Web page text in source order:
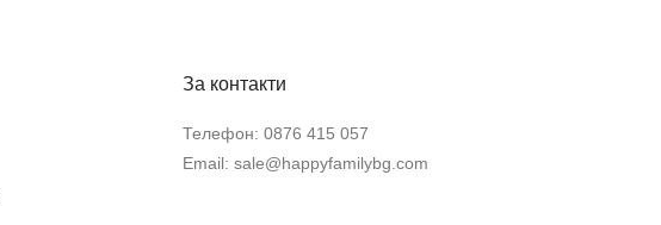
За контакти
Телефон: 0876 415 057
Email: sale@happyfamilybg.com